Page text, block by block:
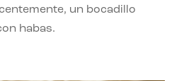
un bocadillo
habas.